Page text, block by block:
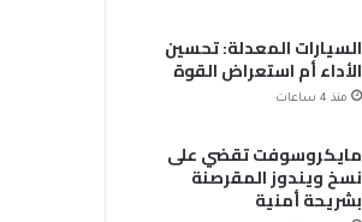
السيارات المعدلة: تحسين
الأداء أم استعراض القوة
منذ 4 ساعات
مايكروسوفت تقضي على
نسخ ويندوز المقرصنة
بشريحة أمنية